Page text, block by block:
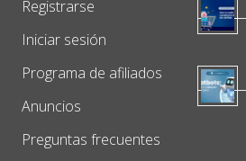
Registrarse
Iniciar sesión
Programa de afiliados
Anuncios
Preguntas frecuentes